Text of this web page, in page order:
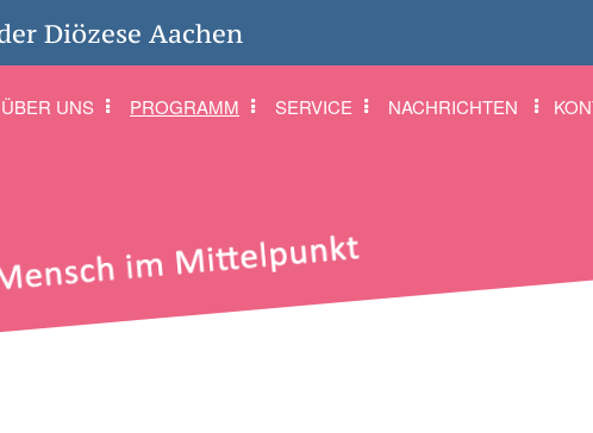
Diözese Aachen
ÜBER UNS PROGRAMM SERVICE NACHRICHTEN